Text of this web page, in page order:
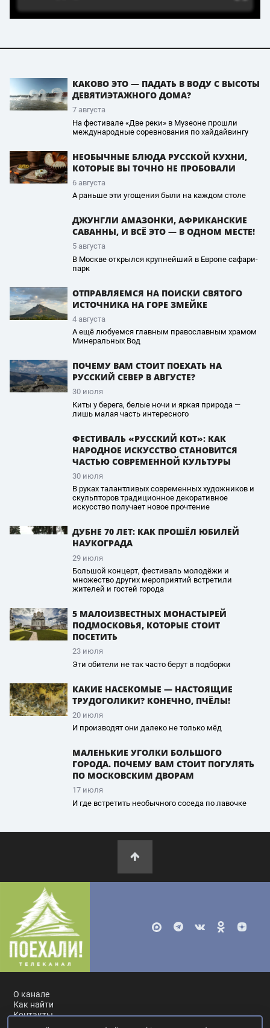
КАКОВО ЭТО — ПАДАТЬ В ВОДУ С ВЫСОТЫ
ДЕВЯТИЭТАЖНОГО ДОМА?
7 августа
На фестивале «Две реки» в Музеоне прошли
международные соревнования по хайдайвингу
НЕОБЫЧНЫЕ БЛЮДА РУССКОЙ КУХНИ,
КОТОРЫЕ ВЫ ТОЧНО НЕ ПРОБОВАЛИ
6 августа
А раньше эти угощения были на каждом столе
ДЖУНГЛИ АМАЗОНКИ, АФРИКАНСКИЕ
САВАННЫ, И ВСЁ ЭТО — В ОДНОМ МЕСТЕ!
5 августа
В Москве открылся крупнейший в Европе сафари-
парк
ОТПРАВЛЯЕМСЯ НА ПОИСКИ СВЯТОГО
ИСТОЧНИКА НА ГОРЕ ЗМЕЙКЕ
4 августа
А ещё любуемся главным православным храмом
Минеральных Вод
ПОЧЕМУ ВАМ СТОИТ ПОЕХАТЬ НА
РУССКИЙ СЕВЕР В АВГУСТЕ?
30 июля
Киты у берега, белые ночи и яркая природа —
лишь малая часть интересного
ФЕСТИВАЛЬ «РУССКИЙ КОТ»: КАК
НАРОДНОЕ ИСКУССТВО СТАНОВИТСЯ
ЧАСТЬЮ СОВРЕМЕННОЙ КУЛЬТУРЫ
30 июля
В руках талантливых современных художников и
скульпторов традиционное декоративное
искусство получает новое прочтение
ДУБНЕ 70 ЛЕТ: КАК ПРОШЁЛ ЮБИЛЕЙ
НАУКОГРАДА
29 июля
Большой концерт, фестиваль молодёжи и
множество других мероприятий встретили
жителей и гостей города
5 МАЛОИЗВЕСТНЫХ МОНАСТЫРЕЙ
ПОДМОСКОВЬЯ, КОТОРЫЕ СТОИТ
ПОСЕТИТЬ
23 июля
Эти обители не так часто берут в подборки
КАКИЕ НАСЕКОМЫЕ — НАСТОЯЩИЕ
ТРУДОГОЛИКИ? КОНЕЧНО, ПЧЁЛЫ!
20 июля
И производят они далеко не только мёд
МАЛЕНЬКИЕ УГОЛКИ БОЛЬШОГО
ГОРОДА. ПОЧЕМУ ВАМ СТОИТ ПОГУЛЯТЬ
ПО МОСКОВСКИМ ДВОРАМ
17 июля
И где встретить необычного соседа по лавочке
О канале
Как найти
Контакты